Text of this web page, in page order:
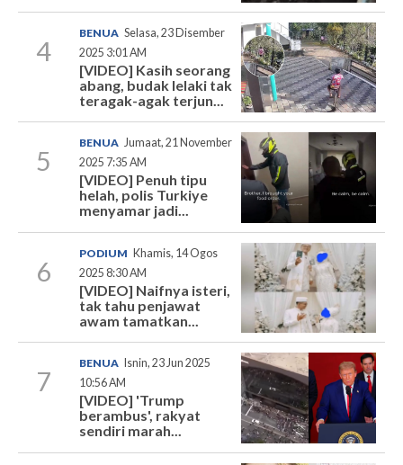
4
BENUA Selasa, 23 Disember
2025 3:01 AM
[VIDEO] Kasih seorang
abang, budak lelaki tak
teragak-agak terjun...
5
BENUA Jumaat, 21 November
2025 7:35 AM
[VIDEO] Penuh tipu
helah, polis Turkiye
menyamar jadi...
6
PODIUM Khamis, 14 Ogos
2025 8:30 AM
[VIDEO] Naifnya isteri,
tak tahu penjawat
awam tamatkan...
7
BENUA
Isnin, 23 Jun 2025
10:56 AM
[VIDEO] 'Trump
berambus', rakyat
sendiri marah...